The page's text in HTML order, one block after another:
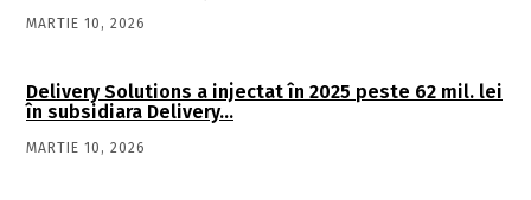
MARTIE 10, 2026
Delivery Solutions a injectat în 2025 peste 62 mil. lei
în subsidiara Delivery…
MARTIE 10, 2026